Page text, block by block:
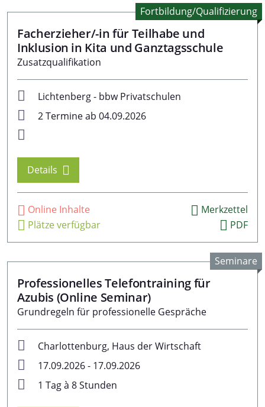
Facherzieher/-in für Teilhabe und
Inklusion in Kita und Ganztagsschule
Zusatzqualifikation
Lichtenberg - bbw Privatschulen
2 Termine ab 04.09.2026
Details
Online Inhalte
Plätze verfügbar
Merkzettel
PDF
Fortbildung/Qualifizierung
Professionelles Telefontraining für
Azubis (Online Seminar)
Grundregeln für professionelle Gespräche
Charlottenburg, Haus der Wirtschaft
17.09.2026 - 17.09.2026
1 Tag à 8 Stunden
Seminare